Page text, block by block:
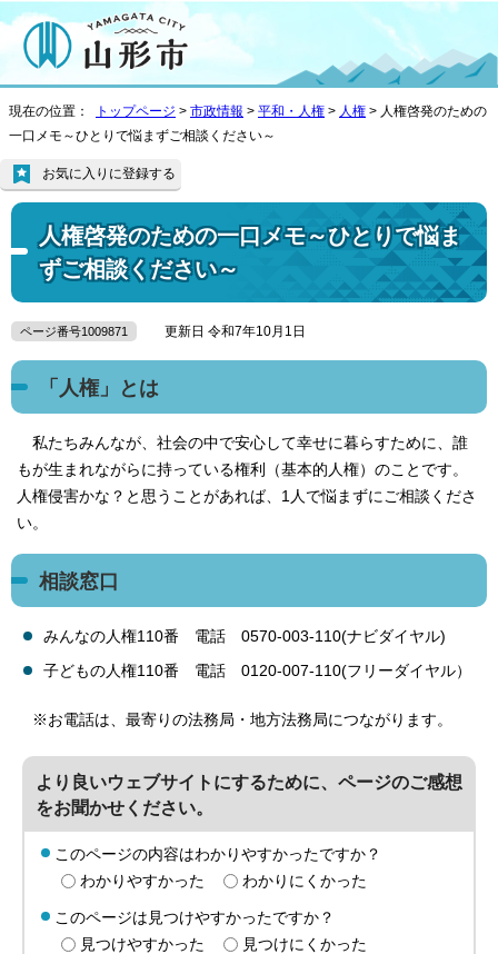
現在の位置： トップページ > 市政情報 > 平和・人権 > 人権 > 人権啓発のための
一口メモ～ひとりで悩まずご相談ください～
人権啓発のための一口メモ～ひとりで悩ま
ずご相談ください～
お気に入りに登録する
ページ番号1009871 更新日 令和7年10月1日
「人権」とは
私たちみんなが、社会の中で安心して幸せに暮らすために、誰
もが生まれながらに持っている権利（基本的人権）のことです。
人権侵害かな？と思うことがあれば、1人で悩まずにご相談くださ
い。
相談窓口
みんなの人権110番 電話 0570-003-110(ナビダイヤル)
子どもの人権110番 電話 0120-007-110(フリーダイヤル）
※お電話は、最寄りの法務局・地方法務局につながります。
より良いウェブサイトにするために、ページのご感想
をお聞かせください。
このページの内容はわかりやすかったですか？
わかりやすかった
わかりにくかった
このページは見つけやすかったですか？
見つけやすかった
見つけにくかった